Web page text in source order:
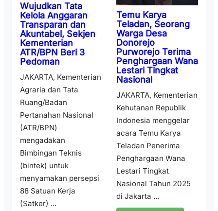
Wujudkan Tata
Kelola Anggaran
Transparan dan
Akuntabel, Sekjen
Kementerian
ATR/BPN Beri 3
Pedoman
JAKARTA, Kementerian
Agraria dan Tata
Ruang/Badan
Pertanahan Nasional
(ATR/BPN)
mengadakan
Bimbingan Teknis
(bintek) untuk
menyamakan persepsi
88 Satuan Kerja
(Satker) ...
Temu Karya
Teladan, Seorang
Warga Desa
Donorejo
Purworejo Terima
Penghargaan Wana
Lestari Tingkat
Nasional
JAKARTA, Kementerian
Kehutanan Republik
Indonesia menggelar
acara Temu Karya
Teladan Penerima
Penghargaan Wana
Lestari Tingkat
Nasional Tahun 2025
di Jakarta ...